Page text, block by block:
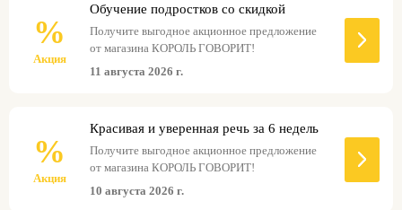
%
Акция
Обучение подростков со скидкой
Получите выгодное акционное предложение
от магазина КОРОЛЬ ГОВОРИТ!
11 августа 2026 г.
%
Акция
Красивая и уверенная речь за 6 недель
Получите выгодное акционное предложение
от магазина КОРОЛЬ ГОВОРИТ!
10 августа 2026 г.